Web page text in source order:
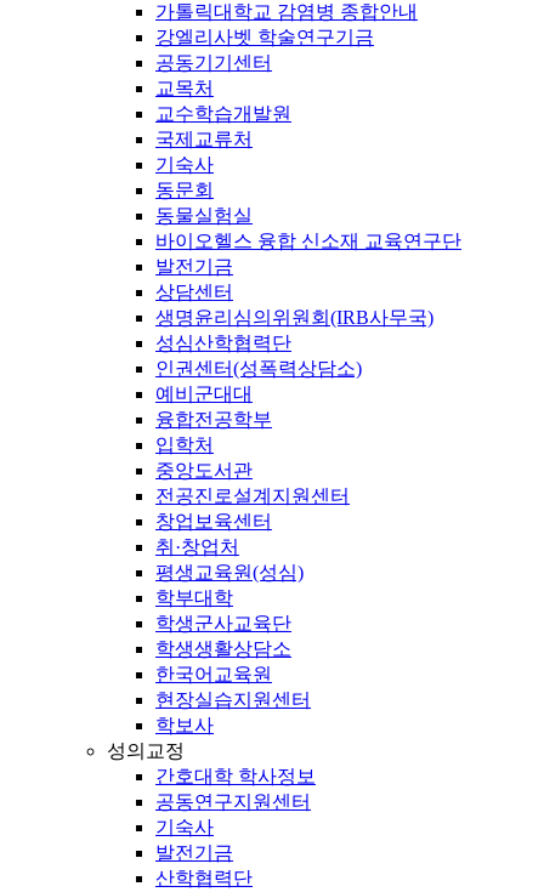
가톨릭대학교 감염병 종합안내
강엘리사벳 학술연구기금
공동기기센터
교목처
교수학습개발원
국제교류처
기숙사
동문회
동물실험실
바이오헬스 융합 신소재 교육연구단
발전기금
상담센터
생명윤리심의위원회(IRB사무국)
성심산학협력단
인권센터(성폭력상담소)
예비군대대
융합전공학부
입학처
중앙도서관
전공진로설계지원센터
창업보육센터
취·창업처
평생교육원(성심)
학부대학
학생군사교육단
학생생활상담소
한국어교육원
현장실습지원센터
학보사
성의교정
간호대학 학사정보
공동연구지원센터
기숙사
발전기금
산학협력단